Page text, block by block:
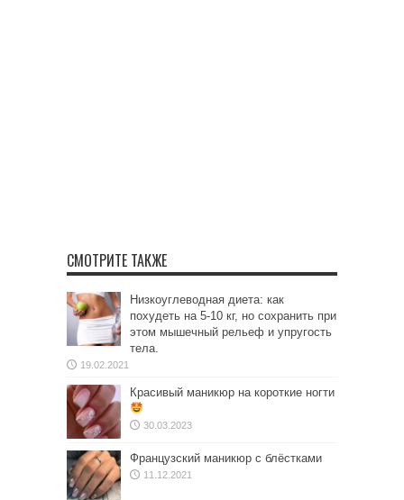
СМОТРИТЕ ТАКЖЕ
Низкоуглеводная диета: как
похудеть на 5-10 кг, но сохранить при
этом мышечный рельеф и упругость
тела.
19.02.2021
Красивый маникюр на короткие ногти
30.03.2023
Французский маникюр с блёстками
11.12.2021